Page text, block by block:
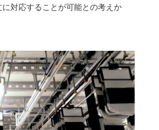
対応することが可能との考えか